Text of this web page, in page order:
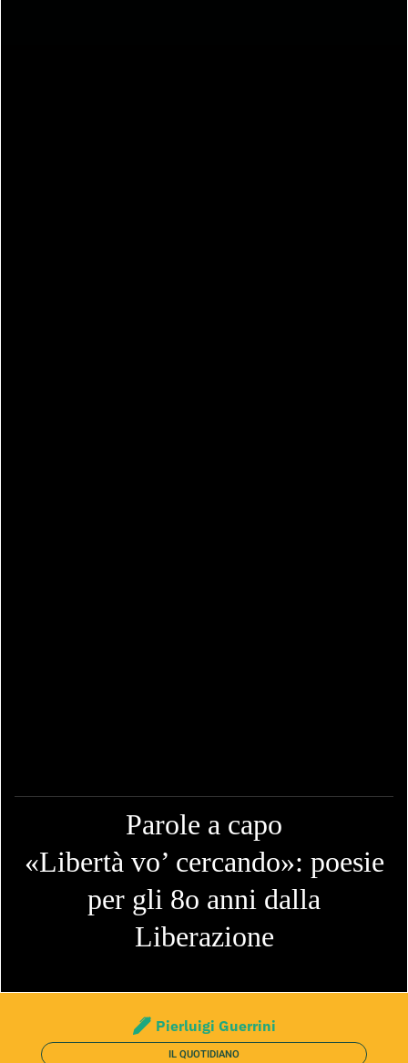
Parole a capo
«Libertà vo’ cercando»: poesie
per gli 8o anni dalla
Liberazione
Pierluigi Guerrini
IL QUOTIDIANO